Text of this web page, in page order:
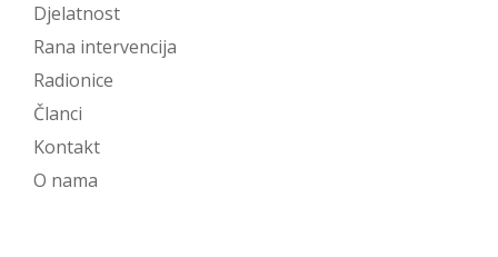
Djelatnost
Rana intervencija
Radionice
Članci
Kontakt
O nama